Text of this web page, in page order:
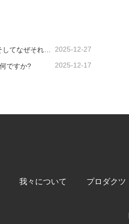
CNC 加工許容差とは何か、そしてなぜそれが重要なのか? 2025-12-27
ですか? 2025-12-17
我々について プロダクツ